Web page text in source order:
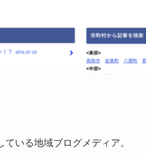
いる地域ブログメディア。